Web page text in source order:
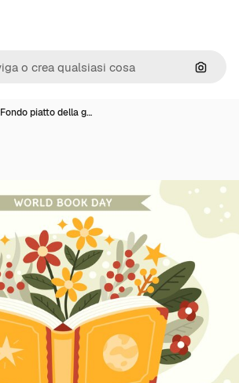
Cerca
Fondo piatto della g…